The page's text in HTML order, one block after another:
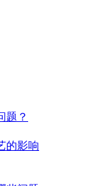
题？
的影响